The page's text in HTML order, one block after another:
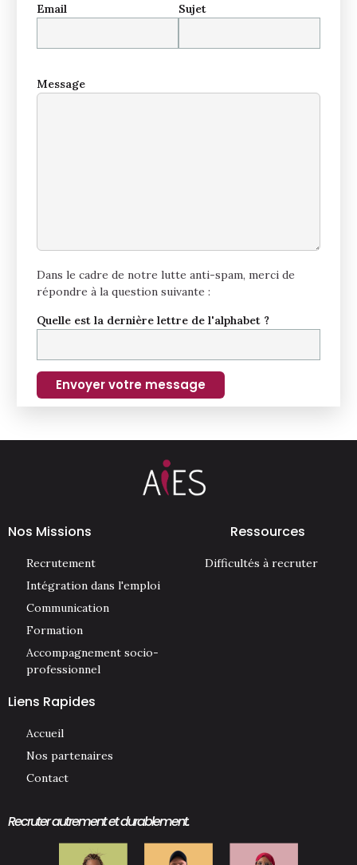
Email Sujet
Message
Dans le cadre de notre lutte anti-spam, merci de
répondre à la question suivante :
Quelle est la dernière lettre de l'alphabet ?
Nos Missions
Recrutement
Intégration dans l'emploi
Communication
Formation
Accompagnement socio-
professionnel
Ressources
Difficultés à recruter
Liens Rapides
Accueil
Nos partenaires
Contact
Recruter autrement et durablement.